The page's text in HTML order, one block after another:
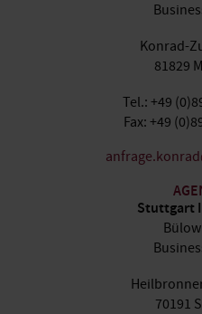
Konrad-
81829
Tel.: +49
Fax: +49
Stuttgart
70191